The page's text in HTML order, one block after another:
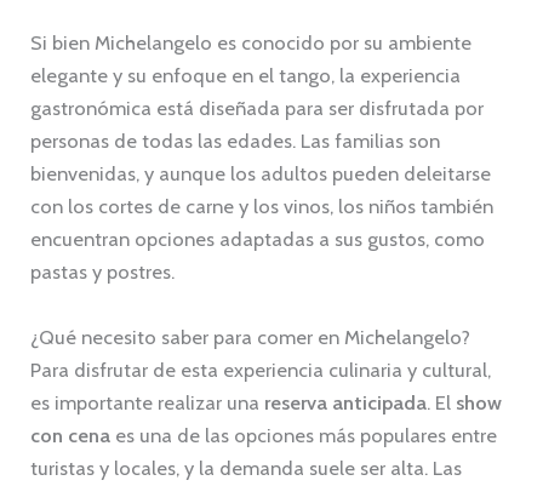
Si bien Michelangelo es conocido por su ambiente
elegante y su enfoque en el tango, la experiencia
gastronómica está diseñada para ser disfrutada por
personas de todas las edades. Las familias son
bienvenidas, y aunque los adultos pueden deleitarse
con los cortes de carne y los vinos, los niños también
encuentran opciones adaptadas a sus gustos, como
pastas y postres.
¿Qué necesito saber para comer en Michelangelo?
Para disfrutar de esta experiencia culinaria y cultural,
es importante realizar una reserva anticipada. El show
con cena es una de las opciones más populares entre
turistas y locales, y la demanda suele ser alta. Las